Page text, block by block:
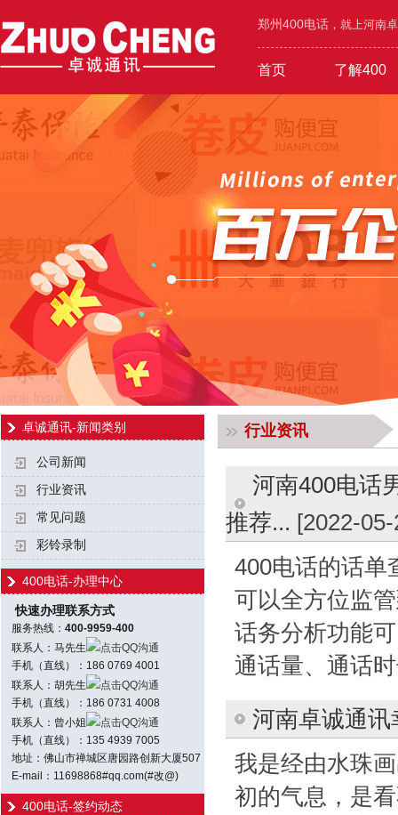
郑州400电话 ，就上河南
首页 了解400
400价值 400功能
600元年套餐
工业/环保/能源 机械/设备/五金
卓诚通讯-新闻类别
公司新闻
行业资讯
常见问题
彩铃录制
400电话-办理中心
快速办理联系方式
服务热线： 400-9959-400
联系人：马先生
点击QQ沟通
手机（直线）：186 0769 4001
联系人：胡先生
点击QQ沟通
手机（直线）：186 0731 4008
联系人：曾小姐
点击QQ沟通
手机（直线）：135 4939 7005
地址：佛山市禅城区唐园路创新大厦507
E-mail：11698868#qq.com(#改@)
400电话-签约动态
行业资讯
河南400电话
推荐... [2022-
400电话的话单
可以全方位监
话务分析功能
通话量、通话
河南卓诚通
我是经由水珠
初的气息，是